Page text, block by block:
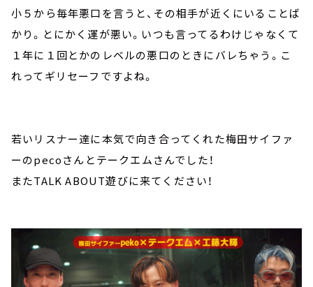
小５から毎年悪口を言うと、その相手が近くにいることば
かり。とにかく運が悪い。いつも言ってるわけじゃなくて
１年に１回とかのレベルの悪口のときにバレちゃう。こ
れってギリセーフですよね。
若いリスナー達に本気で向き合ってくれた梅田サイファ
ーのpecoさんとテークエムさんでした！
またTALK ABOUT遊びに来てください！